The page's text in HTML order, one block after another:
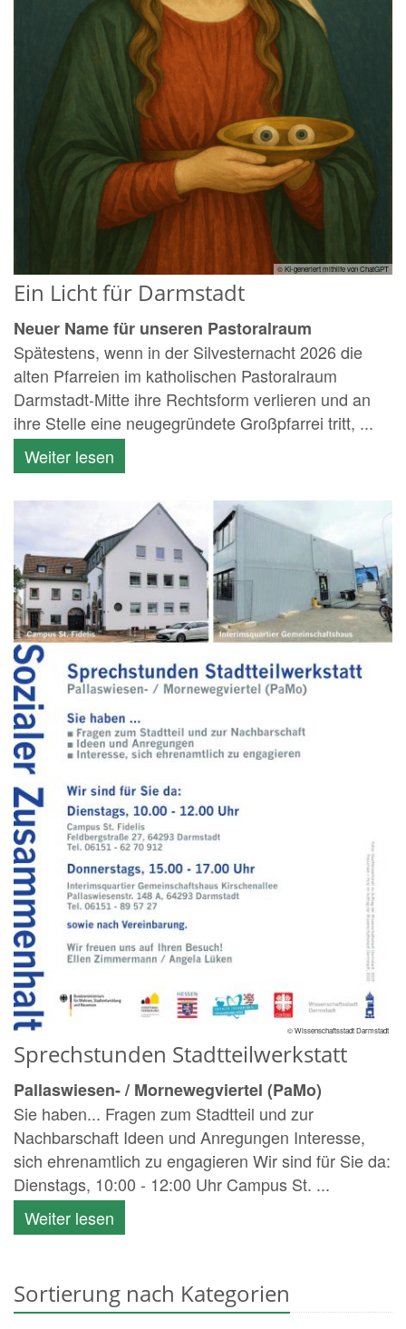
© KI-generiert mithilfe von ChatGPT
Ein Licht für Darmstadt
Neuer Name für unseren Pastoralraum
Spätestens, wenn in der Silvesternacht 2026 die
alten Pfarreien im katholischen Pastoralraum
Darmstadt-Mitte ihre Rechtsform verlieren und an
ihre Stelle eine neugegründete Großpfarrei tritt, ...
Weiter lesen
© Wissenschaftsstadt Darmstadt
Sprechstunden Stadtteilwerkstatt
Pallaswiesen- / Mornewegviertel (PaMo)
Sie haben... Fragen zum Stadtteil und zur
Nachbarschaft Ideen und Anregungen Interesse,
sich ehrenamtlich zu engagieren Wir sind für Sie da:
Dienstags, 10:00 - 12:00 Uhr Campus St. ...
Weiter lesen
Sortierung nach Kategorien